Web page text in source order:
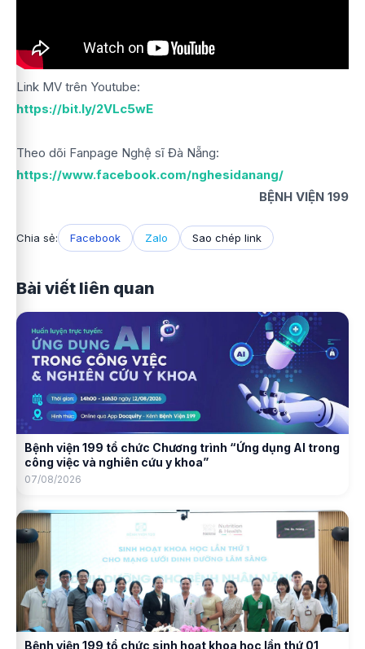
Link MV trên Youtube:
https://bit.ly/2VLc5wE
Theo dõi Fanpage Nghệ sĩ Đà Nẵng:
https://www.facebook.com/nghesidanang/
BỆNH VIỆN 199
Chia sẻ: Facebook Zalo Sao chép link
Bài viết liên quan
Bệnh viện 199 tổ chức Chương trình “Ứng dụng AI trong
công việc và nghiên cứu y khoa”
07/08/2026
Bệnh viện 199 tổ chức sinh hoạt khoa học lần thứ 01